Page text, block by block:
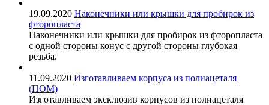
19.09.2020 Наконечники или крышки для пробирок из
фторопласта
Наконечники или крышки для пробирок из фторопласта
с одной стороны конус с другой стороны глубокая
резьба.
11.09.2020 Изготавливаем корпуса из полиацеталя
(ПОМ)
Изготавливаем эксклюзив корпусов из полиацеталя